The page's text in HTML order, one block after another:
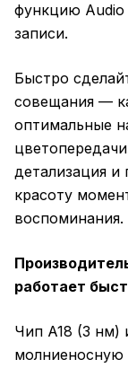
функцию Audio
записи.
Быстро
совещания —
оптимальные
детализация и
красоту
воспоминания.
работает
Чип A18 (3 нм)
молниеносную